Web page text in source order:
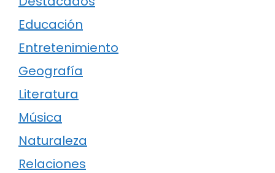
Educación
Entretenimiento
Geografía
Literatura
Música
Naturaleza
Relaciones